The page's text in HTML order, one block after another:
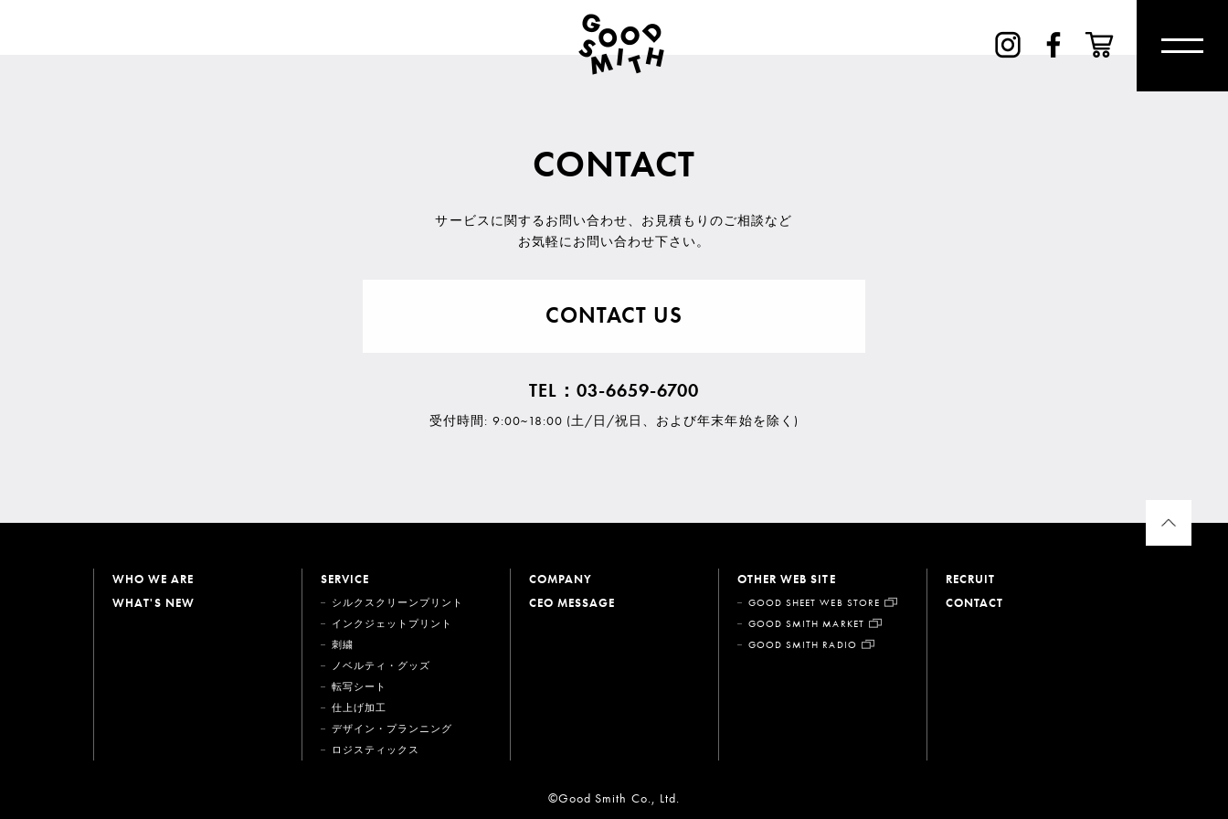
CONTACT
サービスに関するお問い合わせ、 お見積もりのご相談など
お気軽にお問い合わせ下さい。
CONTACT US
TEL：03-6659-6700
受付時間: 9:00~18:00 (土/日/祝日、および年末年始を除く)
WHO WE ARE
WHAT'S NEW
SERVICE
シルクスクリーンプリント
インクジェットプリント
刺繍
ノベルティ・グッズ
転写シート
仕上げ加工
デザイン・プランニング
ロジスティックス
COMPANY
CEO MESSAGE
OTHER WEB SITE
GOOD SHEET WEB STORE
GOOD SMITH MARKET
GOOD SMITH RADIO
RECRUIT
CONTACT
©Good Smith Co., Ltd.